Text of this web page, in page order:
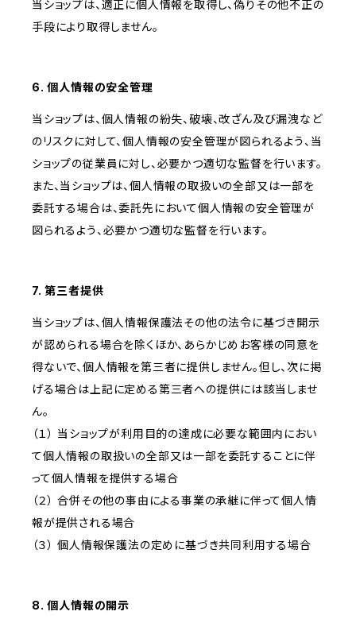
当ショップは、適正に個人情報を取得し、偽りその他不正の
手段により取得しません。
6. 個人情報の安全管理
当ショップは、個人情報の紛失、破壊、改ざん及び漏洩など
のリスクに対して、個人情報の安全管理が図られるよう、当
ショップの従業員に対し、必要かつ適切な監督を行います。
また、当ショップは、個人情報の取扱いの全部又は一部を
委託する場合は、委託先において個人情報の安全管理が
図られるよう、必要かつ適切な監督を行います。
7. 第三者提供
当ショップは、個人情報保護法その他の法令に基づき開示
が認められる場合を除くほか、あらかじめお客様の同意を
得ないで、個人情報を第三者に提供しません。但し、次に掲
げる場合は上記に定める第三者への提供には該当しませ
ん。
（１） 当ショップが利用目的の達成に必要な範囲内におい
て個人情報の取扱いの全部又は一部を委託することに伴
って個人情報を提供する場合
（２） 合併その他の事由による事業の承継に伴って個人情
報が提供される場合
（３） 個人情報保護法の定めに基づき共同利用する場合
8. 個人情報の開示